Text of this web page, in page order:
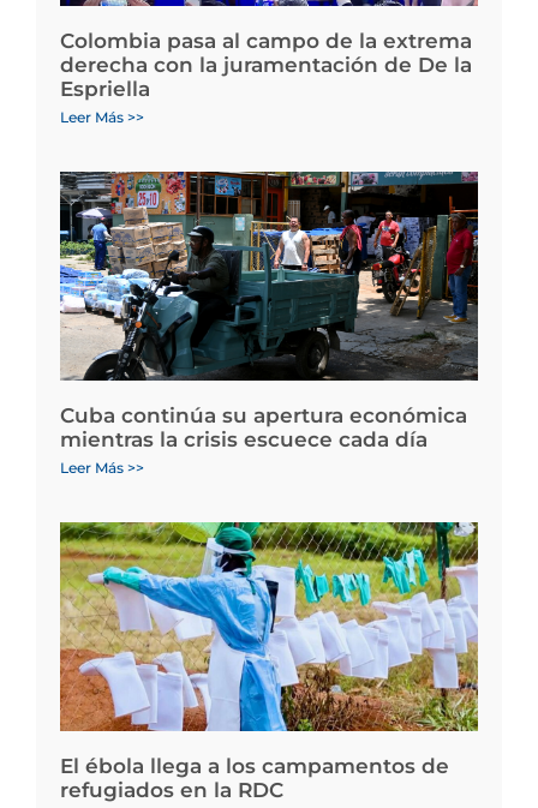
Colombia pasa al campo de la extrema
derecha con la juramentación de De la
Espriella
Leer Más >>
Cuba continúa su apertura económica
mientras la crisis escuece cada día
Leer Más >>
El ébola llega a los campamentos de
refugiados en la RDC